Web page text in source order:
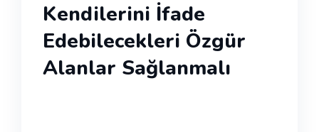
Kendilerini İfade
Edebilecekleri Özgür
Alanlar Sağlanmalı